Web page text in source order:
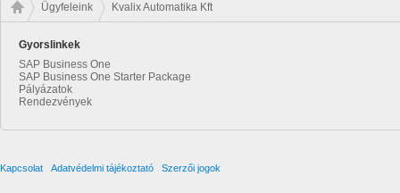
Ügyfeleink Kvalix Automatika Kft
Gyorslinkek
SAP Business One
SAP Business One Starter Package
Pályázatok
Rendezvények
Kapcsolat Adatvédelmi tájékoztató Szerzői jogok